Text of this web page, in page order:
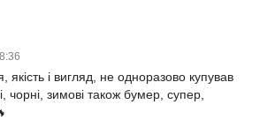
якість і вигляд, не одноразово купував
чорні, зимові також бумер, супер,